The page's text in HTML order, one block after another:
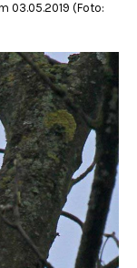
03.05.2019 (Foto: